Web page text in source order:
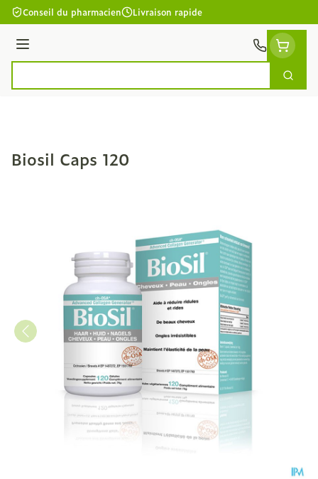
Aller au contenu
Conseil du pharmacien Livraison rapide
Menu
Biosil Caps 120